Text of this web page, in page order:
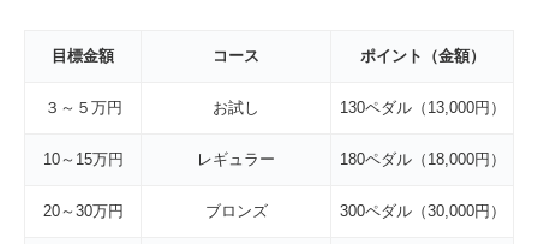
目標金額 コース ポイント（金額）
３～５万円 お試し 130ペダル（13,000円）
10～15万円 レギュラー 180ペダル（18,000円）
20～30万円 ブロンズ 300ペダル（30,000円）